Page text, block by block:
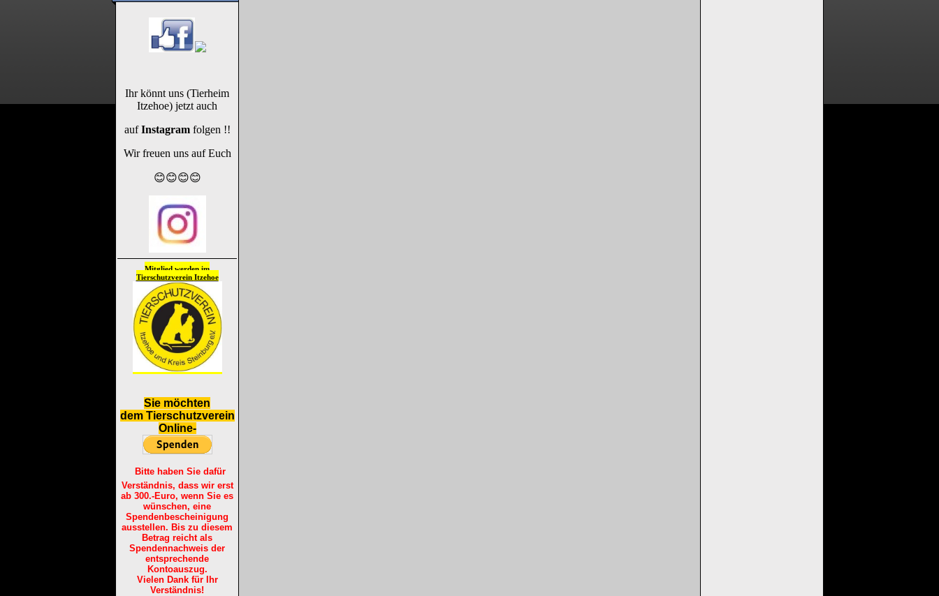
Ihr könnt uns (Tierheim
Itzehoe) jetzt auch
aufInstagramfolgen !!
Wir freuen uns auf Euch
😊😊😊😊
Mitglied werden im
Tierschutzverein Itzehoe
Sie möchten
dem Tierschutzverein
Online-
Bitte haben Sie dafür
Verständnis, dass wir erst
ab 300.-Euro, wenn Sie es
wünschen, eine
Spendenbescheinigung
ausstellen. Bis zu diesem
Betrag reicht als
Spendennachweis der
entsprechende
Kontoauszug.
Vielen Dank für Ihr
Verständnis!